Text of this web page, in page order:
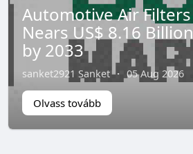
Automotive Air
Nears US$ 8.16
by 2033
sanket2921 Sanket · 05 Aug 2026
Olvass tovább